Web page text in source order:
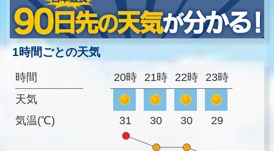
1時間ごとの天気
時間
天気
気温(℃)
20時 21時 22時 23時
31 30 30 29